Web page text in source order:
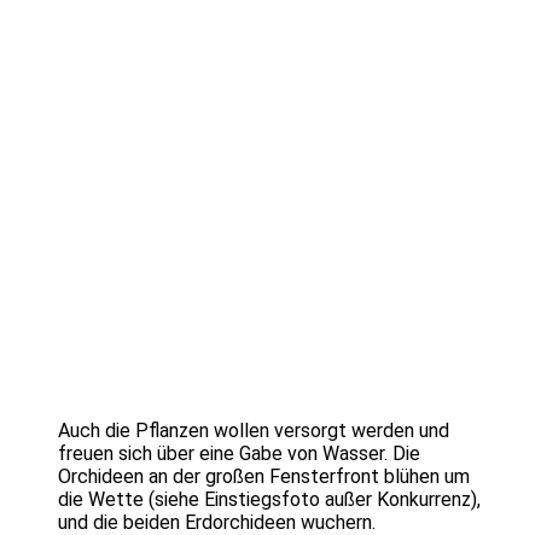
Auch die Pflanzen wollen versorgt werden und
freuen sich über eine Gabe von Wasser. Die
Orchideen an der großen Fensterfront blühen um
die Wette (siehe Einstiegsfoto außer Konkurrenz),
und die beiden Erdorchideen wuchern.